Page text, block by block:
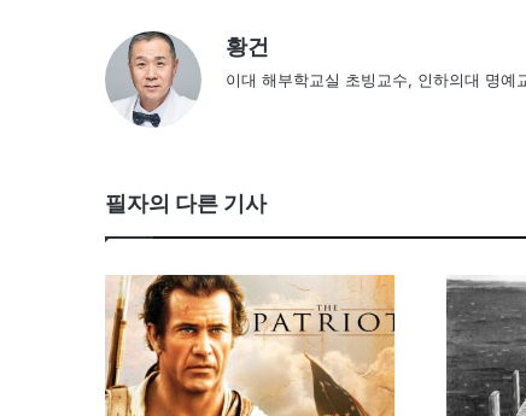
황건
이대 해부학교실 초빙교수, 인하의대 명
필자의 다른 기사